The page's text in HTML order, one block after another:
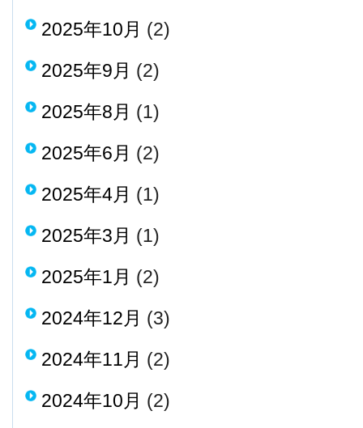
2025年10月 (2)
2025年9月 (2)
2025年8月 (1)
2025年6月 (2)
2025年4月 (1)
2025年3月 (1)
2025年1月 (2)
2024年12月 (3)
2024年11月 (2)
2024年10月 (2)